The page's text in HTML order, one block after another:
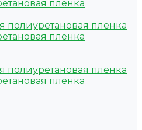
пленка
полиуретановая пленка
пленка
полиуретановая пленка
пленка